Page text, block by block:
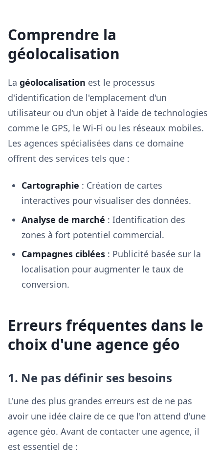
Comprendre la
géolocalisation
La géolocalisation est le processus
d'identification de l'emplacement d'un
utilisateur ou d'un objet à l'aide de technologies
comme le GPS, le Wi-Fi ou les réseaux mobiles.
Les agences spécialisées dans ce domaine
offrent des services tels que :
Cartographie : Création de cartes
interactives pour visualiser des données.
Analyse de marché : Identification des
zones à fort potentiel commercial.
Campagnes ciblées : Publicité basée sur la
localisation pour augmenter le taux de
conversion.
Erreurs fréquentes dans le
choix d'une agence géo
1. Ne pas définir ses besoins
L'une des plus grandes erreurs est de ne pas
avoir une idée claire de ce que l'on attend d'une
agence géo. Avant de contacter une agence, il
est essentiel de :